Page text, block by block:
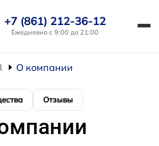
+7 (861) 212-36-12
Ежедневно с 9:00 до 21:00
О компании
Отзывы